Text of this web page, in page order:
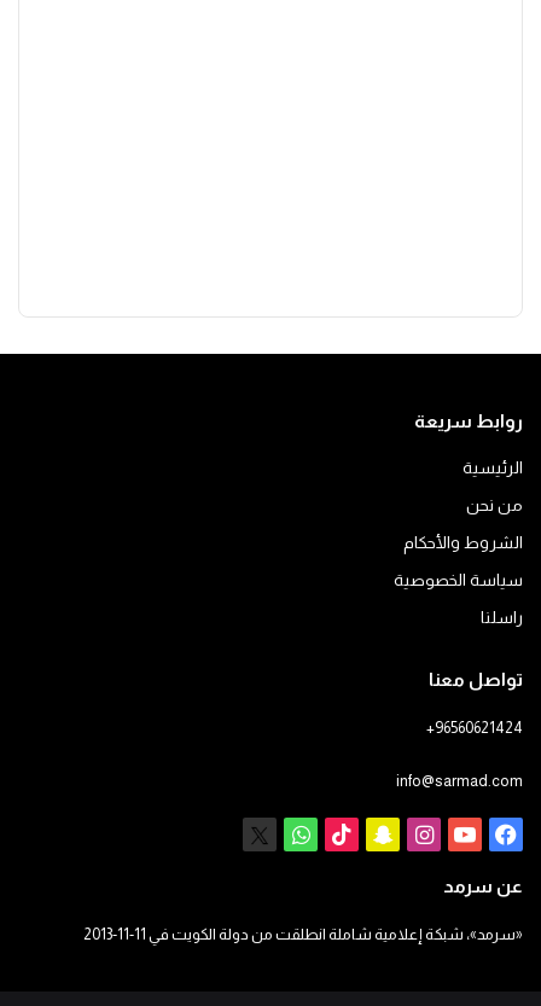
روابط سريعة
الرئيسية
من نحن
الشروط والأحكام
سياسة الخصوصية
راسلنا
تواصل معنا
+96560621424
info@sarmad.com
فيسبوكيوتيوبانستقرام
سناب ‫TikTokواتساب
عن سرمد
«سرمد»، شبكة إعلامية شاملة انطلقت من دولة الكويت في 11-11-2013